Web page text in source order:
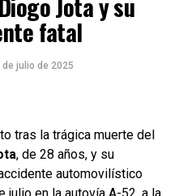
mecánicos y electrónicos,
y dónde?
redefinir el futuro
la próxima década.
#Tecnología
#EnfoqueNow
fatal
de julio de 2025
tras la trágica muerte del
, de 28 años, y su
automovilístico